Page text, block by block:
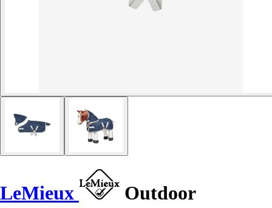
LeMieux
Outdoor